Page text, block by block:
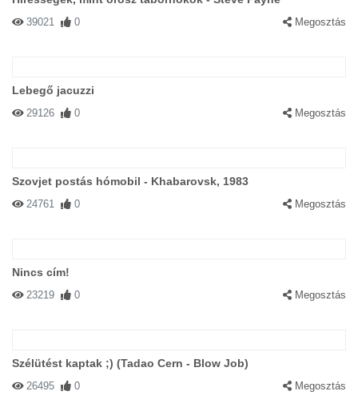
39021 0 Megosztás
Lebegő jacuzzi
29126 0 Megosztás
Szovjet postás hómobil - Khabarovsk, 1983
24761 0 Megosztás
Nincs cím!
23219 0 Megosztás
Szélütést kaptak ;) (Tadao Cern - Blow Job)
26495 0 Megosztás